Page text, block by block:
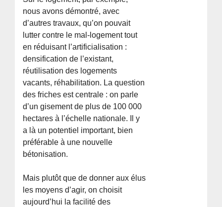
nous avons démontré, avec
d’autres travaux, qu’on pouvait
lutter contre le mal-logement tout
en réduisant l’artificialisation :
densification de l’existant,
réutilisation des logements
vacants, réhabilitation. La question
des friches est centrale : on parle
d’un gisement de plus de 100 000
hectares à l’échelle nationale. Il y
a là un potentiel important, bien
préférable à une nouvelle
bétonisation.
Mais plutôt que de donner aux élus
les moyens d’agir, on choisit
aujourd’hui la facilité des